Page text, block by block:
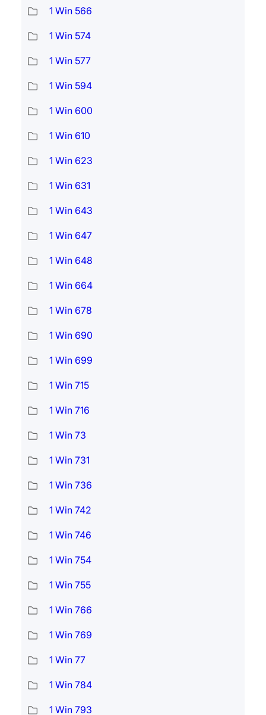
1 Win 566
1 Win 574
1 Win 577
1 Win 594
1 Win 600
1 Win 610
1 Win 623
1 Win 631
1 Win 643
1 Win 647
1 Win 648
1 Win 664
1 Win 678
1 Win 690
1 Win 699
1 Win 715
1 Win 716
1 Win 73
1 Win 731
1 Win 736
1 Win 742
1 Win 746
1 Win 754
1 Win 755
1 Win 766
1 Win 769
1 Win 77
1 Win 784
1 Win 793